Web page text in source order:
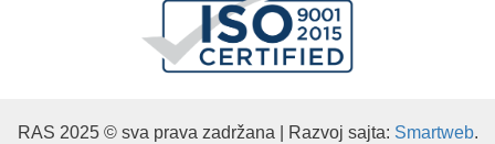
RAS 2025 © sva prava zadržana | Razvoj sajta: Smartweb.